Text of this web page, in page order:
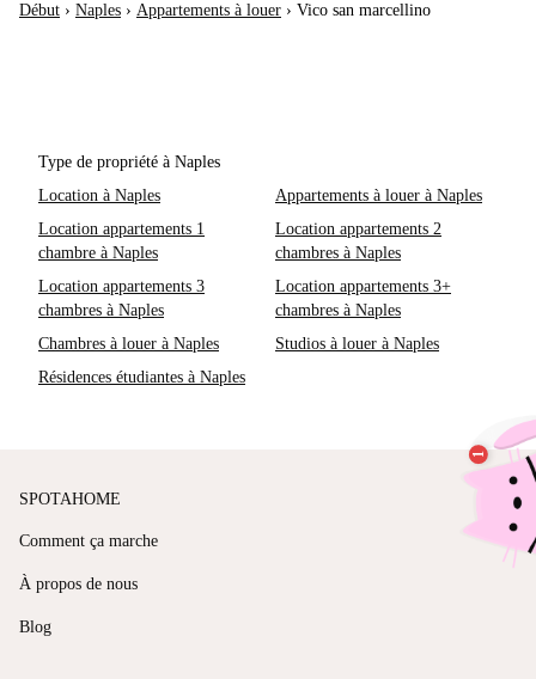
Début › Naples › Appartements à louer › Vico san marcellino
Type de propriété à Naples
Location à Naples
Appartements à louer à Naples
Location appartements 1
chambre à Naples
Location appartements 2
chambres à Naples
Location appartements 3
chambres à Naples
Location appartements 3+
chambres à Naples
Chambres à louer à Naples
Studios à louer à Naples
Résidences étudiantes à Naples
SPOTAHOME
Comment ça marche
À propos de nous
Blog